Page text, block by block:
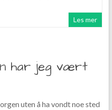
Les mer
har jeg vært
uten å ha vondt noe sted